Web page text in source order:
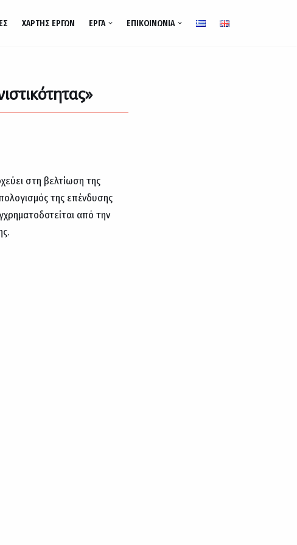
ΧΆΡΤΗΣ ΈΡΓΩΝ ΈΡΓΑ ΕΠΙΚΟΙΝΩΝΊΑ
στη βελτίωση της
της επένδυσης
από την